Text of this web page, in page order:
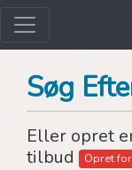
Søg
Eller opret
tilbud
Opret